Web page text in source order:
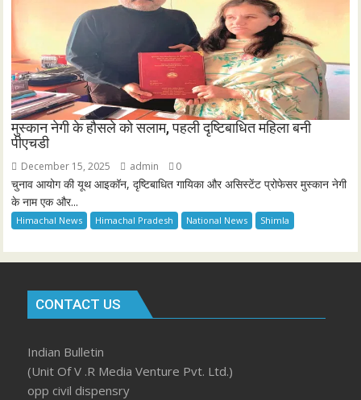
मुस्कान नेगी के हौसले को सलाम, पहली दृष्टिबाधित महिला बनी
पीएचडी
December 15, 2025 admin 0
चुनाव आयोग की यूथ आइकॉन, दृष्टिबाधित गायिका और असिस्टेंट प्रोफेसर मुस्कान नेगी
के नाम एक और...
Himachal News Himachal Pradesh National News Shimla
CONTACT US
Indian Bulletin
(Unit Of V .R Media Venture Pvt. Ltd.)
opp civil dispensry